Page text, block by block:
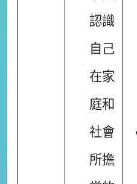
認識
自己
在家
庭和
社會
所擔